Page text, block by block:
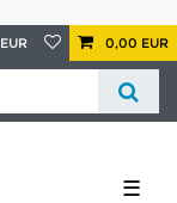
EUR 0,00 EUR
☰